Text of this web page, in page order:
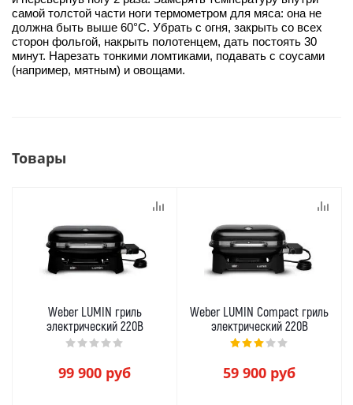
самой толстой части ноги термометром для мяса: она не
должна быть выше 60°C. Убрать с огня, закрыть со всех
сторон фольгой, накрыть полотенцем, дать постоять 30
минут. Нарезать тонкими ломтиками, подавать с соусами
(например, мятным) и овощами.
Товары
Weber LUMIN гриль
электрический 220В
99 900 руб
Weber LUMIN Compact гриль
электрический 220В
59 900 руб